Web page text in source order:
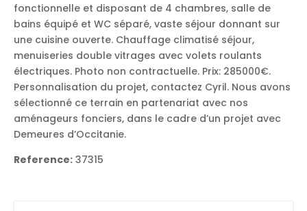
fonctionnelle et disposant de 4 chambres, salle de
bains équipé et WC séparé, vaste séjour donnant sur
une cuisine ouverte. Chauffage climatisé séjour,
menuiseries double vitrages avec volets roulants
électriques. Photo non contractuelle. Prix: 285000€.
Personnalisation du projet, contactez Cyril. Nous avons
sélectionné ce terrain en partenariat avec nos
aménageurs fonciers, dans le cadre d’un projet avec
Demeures d’Occitanie.
Reference: 37315